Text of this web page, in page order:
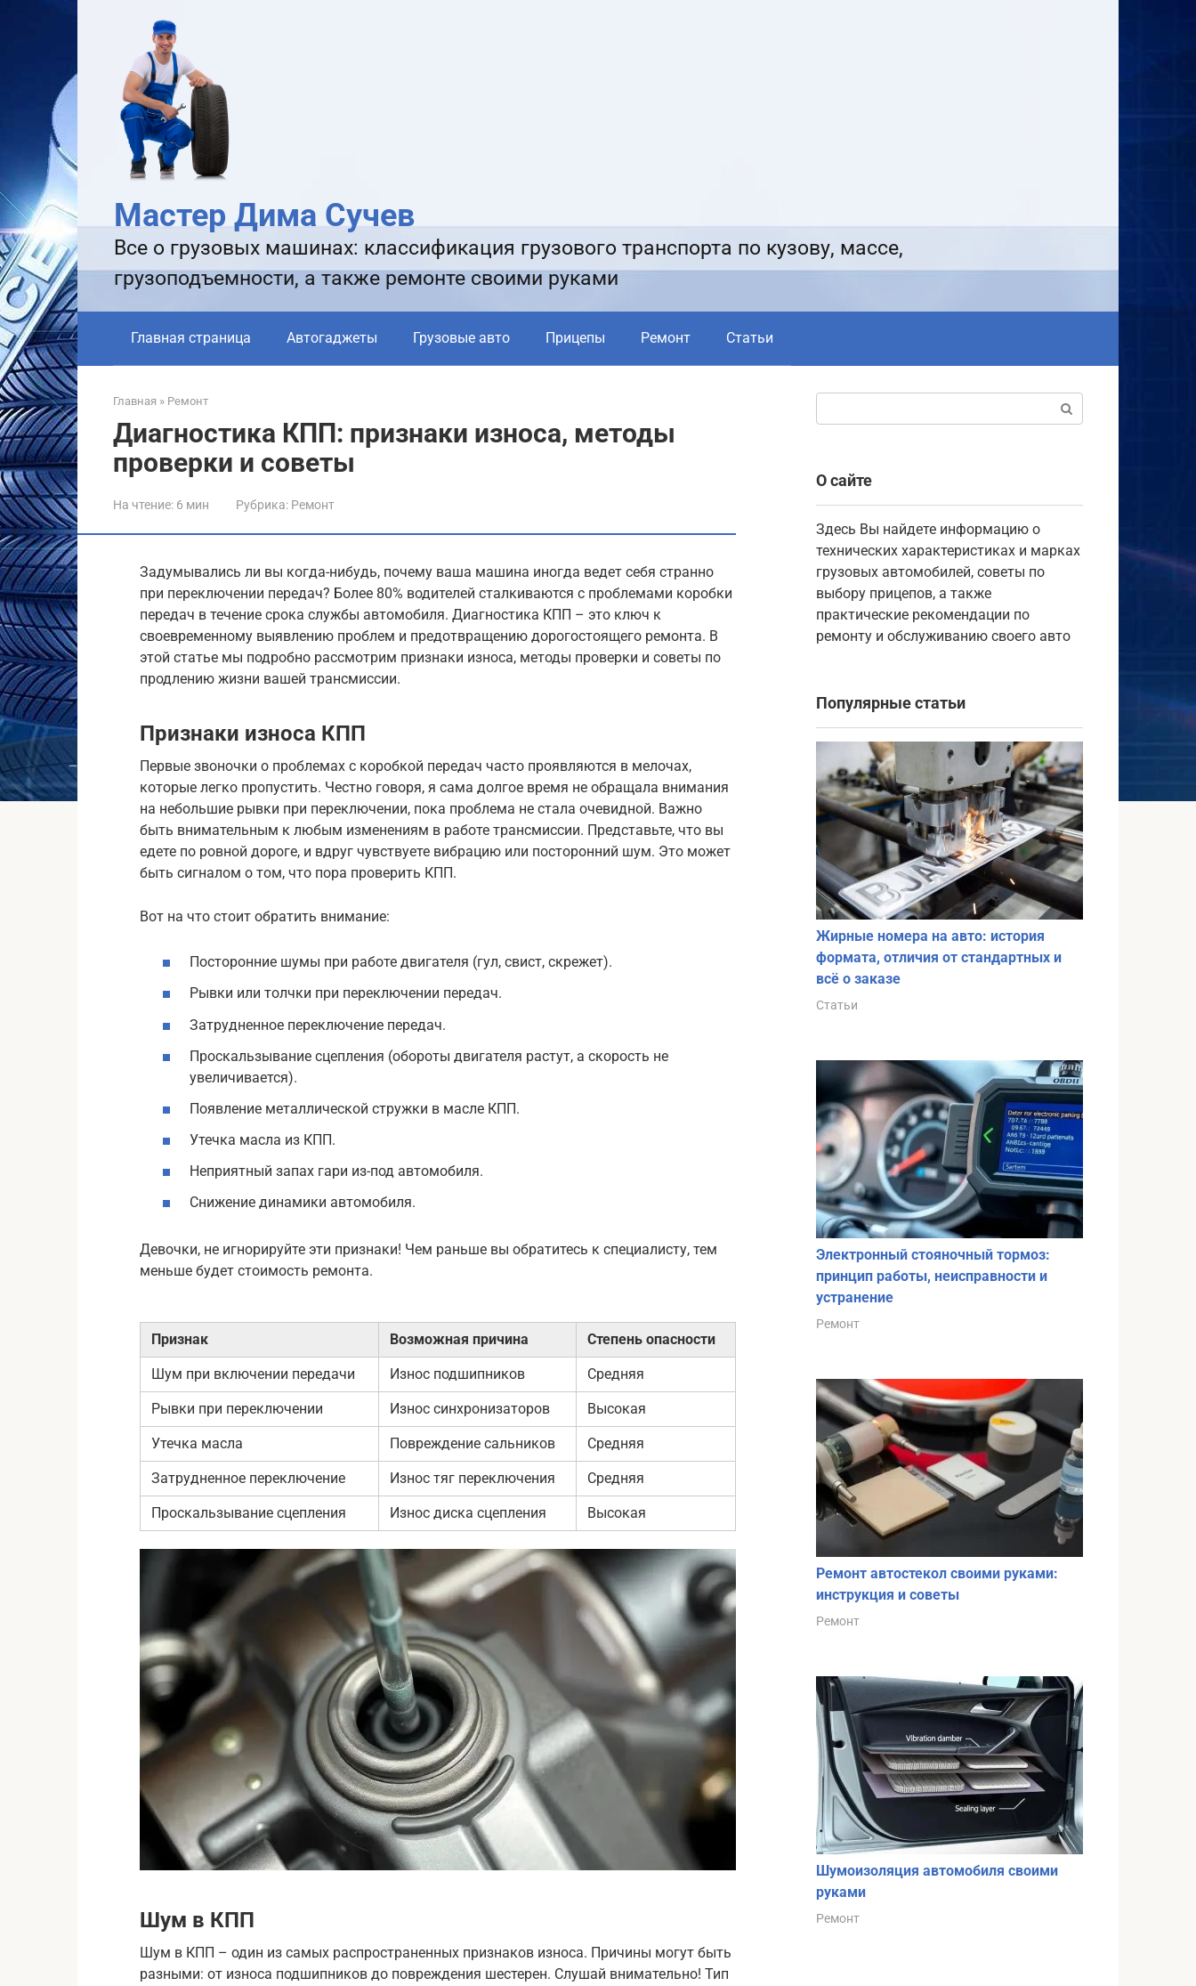
Мастер Дима Сучев
Все о грузовых машинах: классификация грузового транспорта по кузову, массе,
грузоподъемности, а также ремонте своими руками
Главная страница Автогаджеты Грузовые авто Прицепы Ремонт Статьи
Главная » Ремонт
Диагностика КПП: признаки износа, методы
проверки и советы
На чтение: 6 мин Рубрика: Ремонт
Задумывались ли вы когда-нибудь, почему ваша машина иногда ведет себя странно
при переключении передач? Более 80% водителей сталкиваются с проблемами коробки
передач в течение срока службы автомобиля. Диагностика КПП – это ключ к
своевременному выявлению проблем и предотвращению дорогостоящего ремонта. В
этой статье мы подробно рассмотрим признаки износа, методы проверки и советы по
продлению жизни вашей трансмиссии.
Признаки износа КПП
Первые звоночки о проблемах с коробкой передач часто проявляются в мелочах,
которые легко пропустить. Честно говоря, я сама долгое время не обращала внимания
на небольшие рывки при переключении, пока проблема не стала очевидной. Важно
быть внимательным к любым изменениям в работе трансмиссии. Представьте, что вы
едете по ровной дороге, и вдруг чувствуете вибрацию или посторонний шум. Это может
быть сигналом о том, что пора проверить КПП.
Вот на что стоит обратить внимание:
Посторонние шумы при работе двигателя (гул, свист, скрежет).
Рывки или толчки при переключении передач.
Затрудненное переключение передач.
Проскальзывание сцепления (обороты двигателя растут, а скорость не
увеличивается).
Появление металлической стружки в масле КПП.
Утечка масла из КПП.
Неприятный запах гари из-под автомобиля.
Снижение динамики автомобиля.
Девочки, не игнорируйте эти признаки! Чем раньше вы обратитесь к специалисту, тем
меньше будет стоимость ремонта.
Признак Возможная причина Степень опасности
Шум при включении передачи Износ подшипников Средняя
Рывки при переключении Износ синхронизаторов Высокая
Утечка масла Повреждение сальников Средняя
Затрудненное переключение Износ тяг переключения Средняя
Проскальзывание сцепления Износ диска сцепления Высокая
Шум в КПП
Шум в КПП – один из самых распространенных признаков износа. Причины могут быть
разными: от износа подшипников до повреждения шестерен. Слушай внимательно! Тип
О сайте
Здесь Вы найдете информацию о
технических характеристиках и марках
грузовых автомобилей, советы по
выбору прицепов, а также
практические рекомендации по
ремонту и обслуживанию своего авто
Популярные статьи
Жирные номера на авто: история
формата, отличия от стандартных и
всё о заказе
Статьи
Электронный стояночный тормоз:
принцип работы, неисправности и
устранение
Ремонт
Ремонт автостекол своими руками:
инструкция и советы
Ремонт
Шумоизоляция автомобиля своими
руками
Ремонт